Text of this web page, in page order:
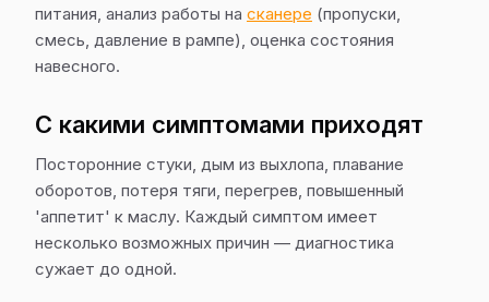
питания, анализ работы на сканере (пропуски,
смесь, давление в рампе), оценка состояния
навесного.
С какими симптомами приходят
Посторонние стуки, дым из выхлопа, плавание
оборотов, потеря тяги, перегрев, повышенный
'аппетит' к маслу. Каждый симптом имеет
несколько возможных причин — диагностика
сужает до одной.